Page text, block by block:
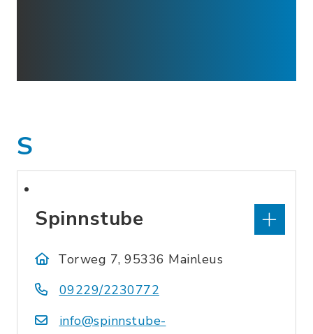
S
Spinnstube
Torweg 7, 95336 Mainleus
09229/2230772
info@spinnstube-